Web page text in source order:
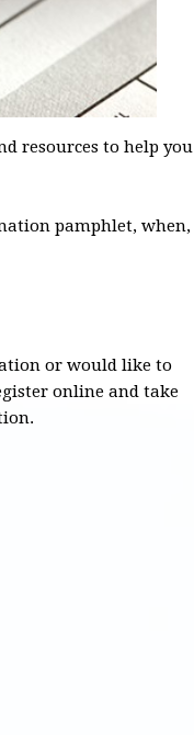
resources to help you
pamphlet, when,
or would like to
online and take